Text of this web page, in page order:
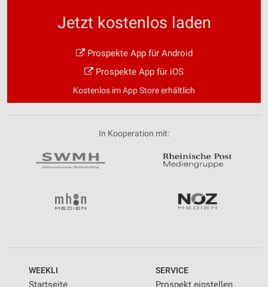
Jetzt kostenlos laden
Prospekte App für Android
Prospekte App für iOS
Kostenlos im App Store erhältlich
In Kooperation mit:
WEEKLI
Startseite
SERVICE
Prospekt einstellen